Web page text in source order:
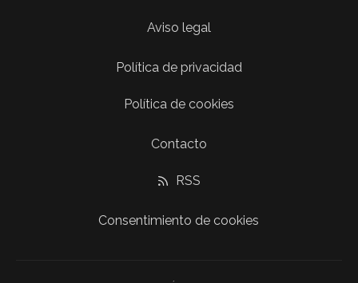
Aviso legal
Política de privacidad
Política de cookies
Contacto
RSS
Consentimiento de cookies